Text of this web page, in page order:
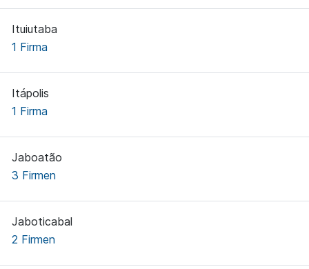
Ituiutaba
1 Firma
Itápolis
1 Firma
Jaboatão
3 Firmen
Jaboticabal
2 Firmen